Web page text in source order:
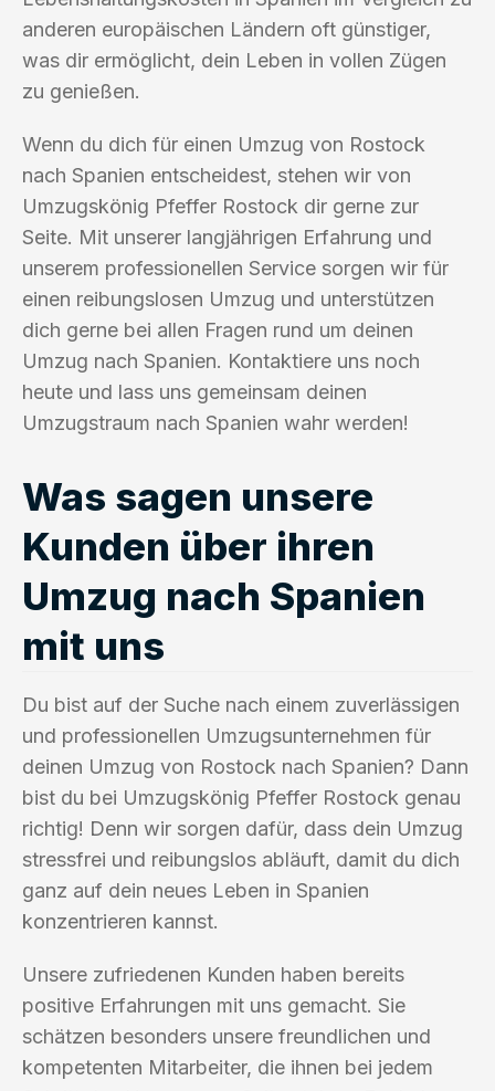
anderen europäischen Ländern oft günstiger,
was dir ermöglicht, dein Leben in vollen Zügen
zu genießen.
Wenn du dich für einen Umzug von Rostock
nach Spanien entscheidest, stehen wir von
Umzugskönig Pfeffer Rostock dir gerne zur
Seite. Mit unserer langjährigen Erfahrung und
unserem professionellen Service sorgen wir für
einen reibungslosen Umzug und unterstützen
dich gerne bei allen Fragen rund um deinen
Umzug nach Spanien. Kontaktiere uns noch
heute und lass uns gemeinsam deinen
Umzugstraum nach Spanien wahr werden!
Was sagen unsere
Kunden über ihren
Umzug nach Spanien
mit uns
Du bist auf der Suche nach einem zuverlässigen
und professionellen Umzugsunternehmen für
deinen Umzug von Rostock nach Spanien? Dann
bist du bei Umzugskönig Pfeffer Rostock genau
richtig! Denn wir sorgen dafür, dass dein Umzug
stressfrei und reibungslos abläuft, damit du dich
ganz auf dein neues Leben in Spanien
konzentrieren kannst.
Unsere zufriedenen Kunden haben bereits
positive Erfahrungen mit uns gemacht. Sie
schätzen besonders unsere freundlichen und
kompetenten Mitarbeiter, die ihnen bei jedem